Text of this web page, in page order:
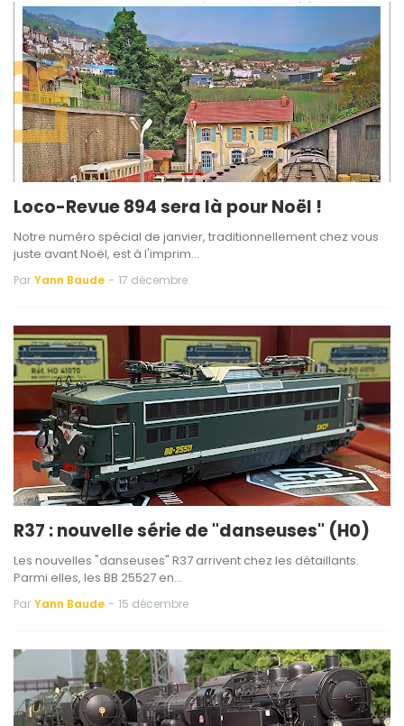
Loco-Revue 894 sera là pour Noël !
Notre numéro spécial de janvier, traditionnellement chez vous
juste avant Noël, est à l'imprim…
Par Yann Baude - 17 décembre
R37 : nouvelle série de "danseuses" (H0)
Les nouvelles "danseuses" R37 arrivent chez les détaillants.
Parmi elles, les BB 25527 en…
Par Yann Baude - 15 décembre